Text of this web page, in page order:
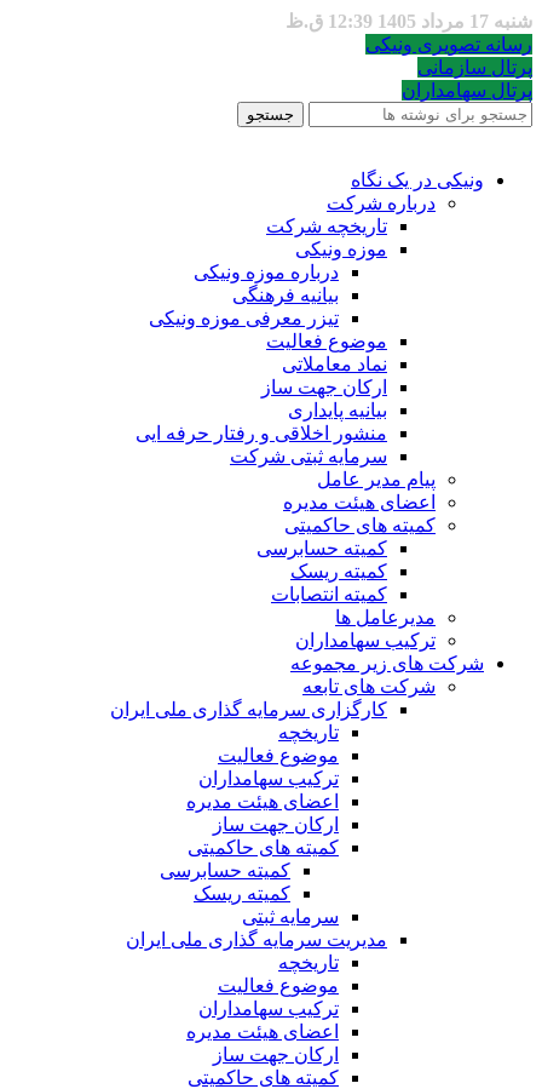
شنبه 17 مرداد 1405 12:39 ق.ظ
رسانه تصویری ونیکی
پرتال سازمانی
پرتال سهامداران
جستجو
ونیکی در یک نگاه
درباره شرکت
تاریخچه شرکت
موزه ونیکی
درباره موزه ونیکی
بیانیه فرهنگی
تیزر معرفی موزه ونیکی
موضوع فعالیت
نماد معاملاتی
ارکان جهت ساز
بیانیه پایداری
منشور اخلاقی و رفتار حرفه ایی
سرمایه ثبتی شرکت
پیام مدیر عامل
اعضای هیئت مدیره
کمیته های حاکمیتی
کمیته حسابرسی
کمیته ریسک
کمیته انتصابات
مدیرعامل ها
ترکیب سهامداران
شرکت های زیر مجموعه
شرکت های تابعه
کارگزاری سرمایه گذاری ملی ایران
تاریخچه
موضوع فعالیت
ترکیب سهامداران
اعضای هیئت مدیره
ارکان جهت ساز
کمیته های حاکمیتی
کمیته حسابرسی
کمیته ریسک
سرمایه ثبتی
مدیریت سرمایه گذاری ملی ایران
تاریخچه
موضوع فعالیت
ترکیب سهامداران
اعضای هیئت مدیره
ارکان جهت ساز
کمیته های حاکمیتی